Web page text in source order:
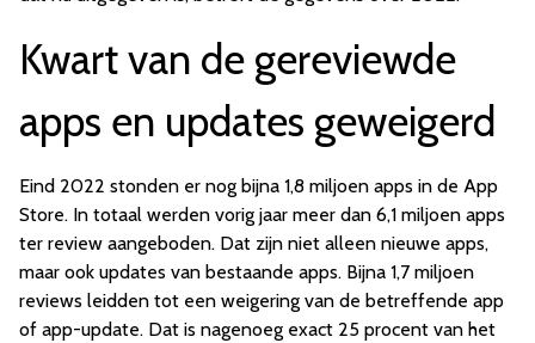
Kwart van de gereviewde
apps en updates geweigerd
Eind 2022 stonden er nog bijna 1,8 miljoen apps in de App
Store. In totaal werden vorig jaar meer dan 6,1 miljoen apps
ter review aangeboden. Dat zijn niet alleen nieuwe apps,
maar ook updates van bestaande apps. Bijna 1,7 miljoen
reviews leidden tot een weigering van de betreffende app
of app-update. Dat is nagenoeg exact 25 procent van het